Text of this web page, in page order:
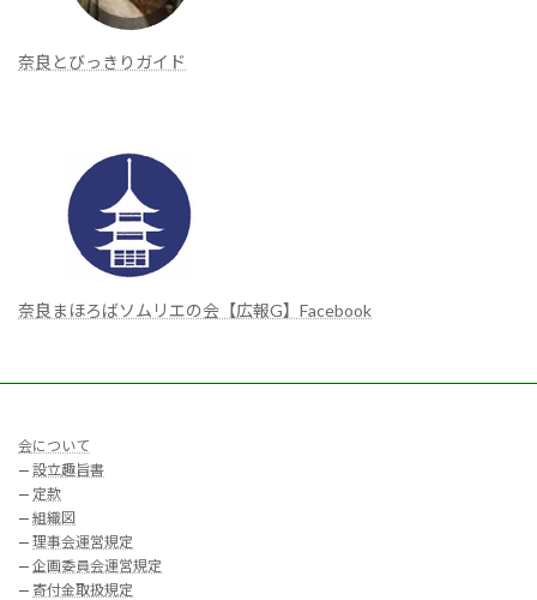
奈良とびっきりガイド
奈良まほろばソムリエの会【広報G】Facebook
会について
— 設立趣旨書
— 定款
— 組織図
— 理事会運営規定
— 企画委員会運営規定
— 寄付金取扱規定